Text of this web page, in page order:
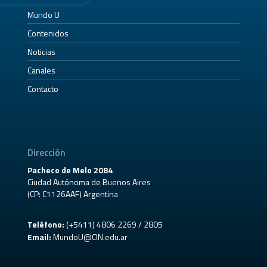
Mundo U
Contenidos
Noticias
Canales
Contacto
Dirección
Pacheco de Melo 2084
Ciudad Autónoma de Buenos Aires
(CP: C1126AAF) Argentina
Teléfono:(+5411) 4806 2269 / 2805
Email: MundoU@CIN.edu.ar